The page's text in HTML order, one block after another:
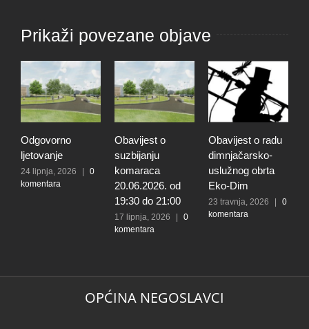
Prikaži povezane objave
Odgovorno
ljetovanje
24 lipnja, 2026
0
komentara
Obavijest o
suzbijanju
komaraca
20.06.2026. od
19:30 do 21:00
17 lipnja, 2026
0
komentara
Obavijest o radu
dimnjačarsko-
uslužnog obrta
Eko-Dim
23 travnja, 2026
0
komentara
OPĆINA NEGOSLAVCI